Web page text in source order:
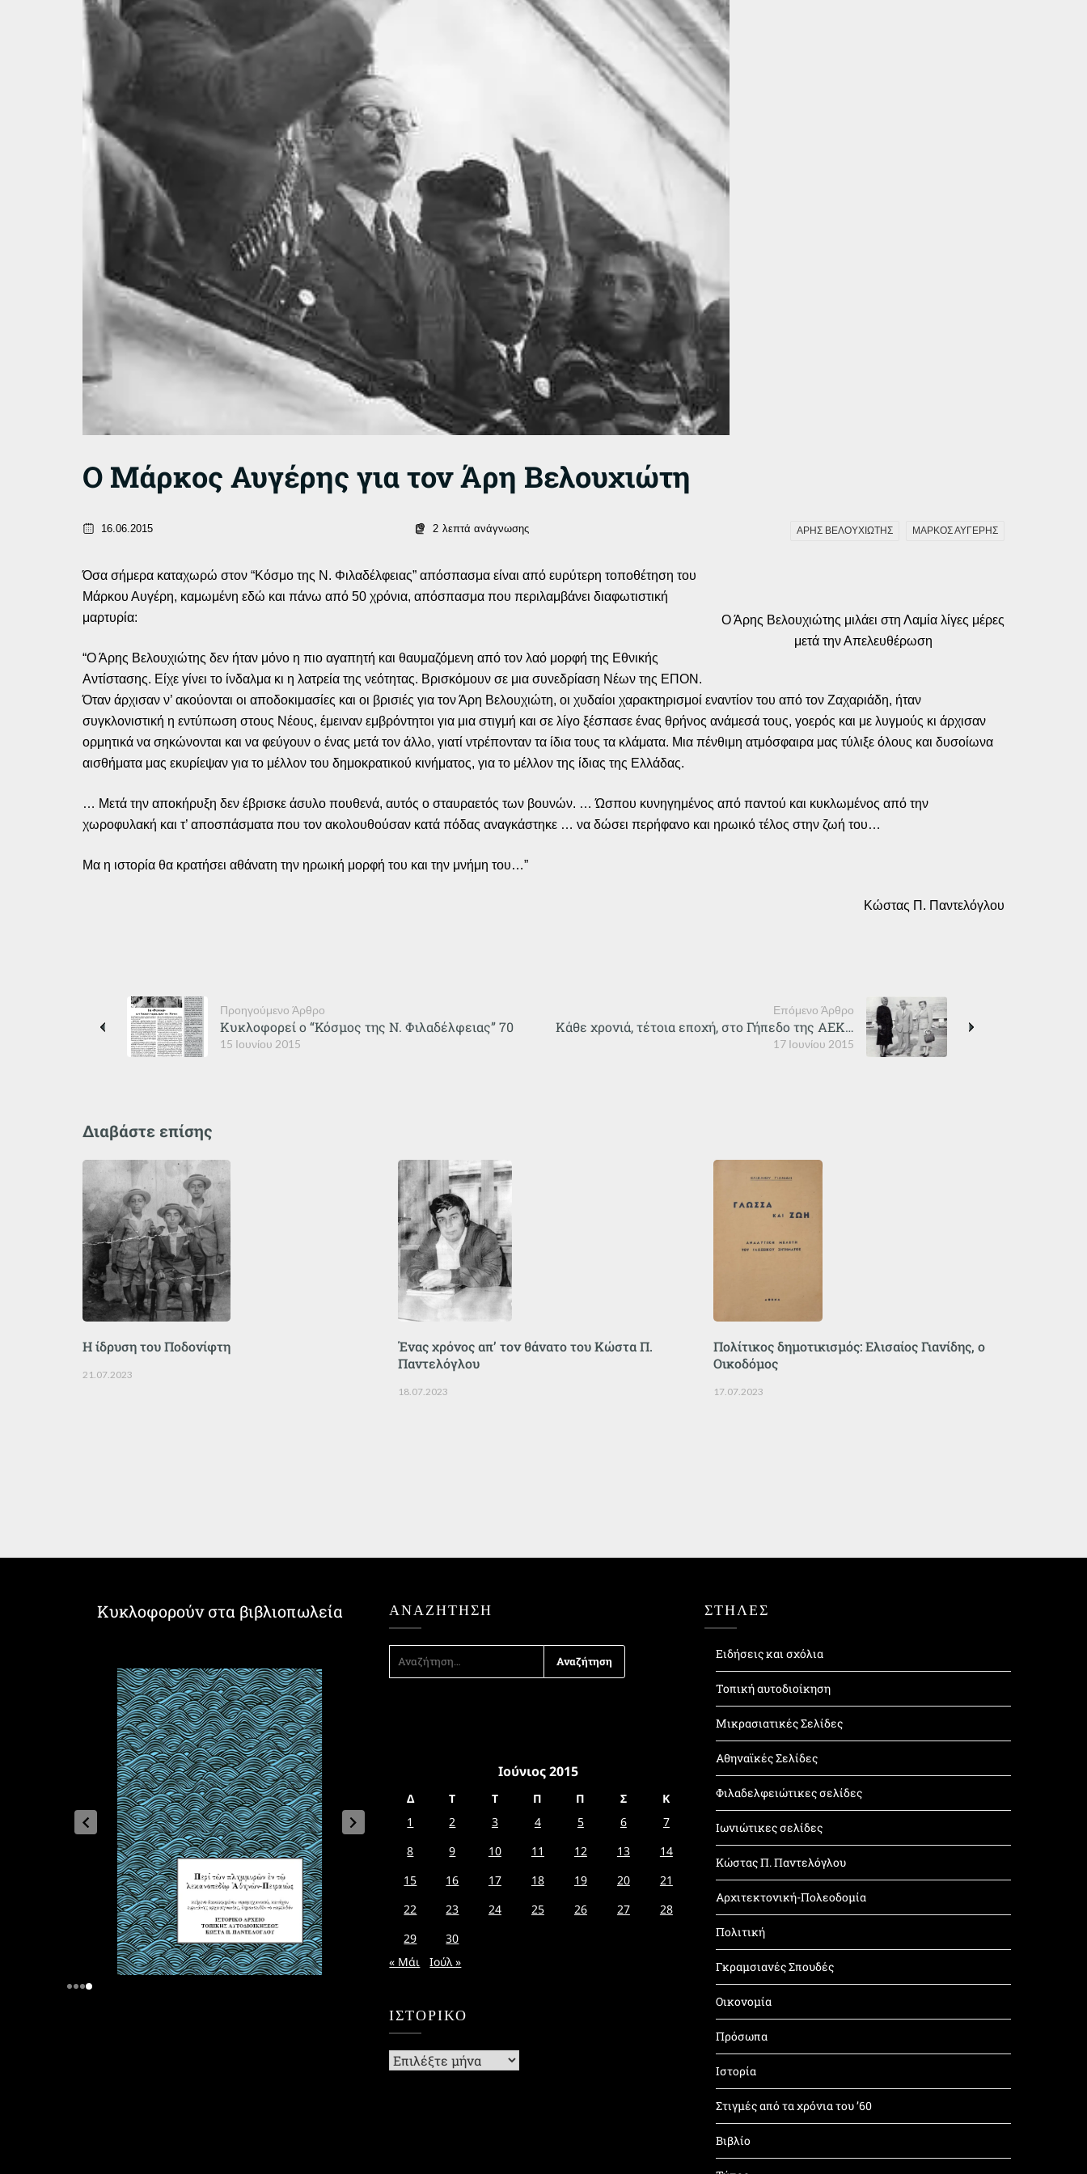
Ο Μάρκος Αυγέρης για τον Άρη Βελουχιώτη
16.06.2015 2 λεπτά ανάγνωσης ΑΡΗΣ ΒΕΛΟΥΧΙΩΤΗΣ ΜΑΡΚΟΣ ΑΥΓΕΡΗΣ
Ο Άρης Βελουχιώτης μιλάει στη Λαμία λίγες μέρες
μετά την Απελευθέρωση
Όσα σήμερα καταχωρώ στον “Κόσμο της Ν. Φιλαδέλφειας” απόσπασμα είναι από ευρύτερη τοποθέτηση του
Μάρκου Αυγέρη, καμωμένη εδώ και πάνω από 50 χρόνια, απόσπασμα που περιλαμβάνει διαφωτιστική
μαρτυρία:
“Ο Άρης Βελουχιώτης δεν ήταν μόνο η πιο αγαπητή και θαυμαζόμενη από τον λαό μορφή της Εθνικής
Αντίστασης. Είχε γίνει το ίνδαλμα κι η λατρεία της νεότητας. Βρισκόμουν σε μια συνεδρίαση Νέων της ΕΠΟΝ.
Όταν άρχισαν ν’ ακούονται οι αποδοκιμασίες και οι βρισιές για τον Άρη Βελουχιώτη, οι χυδαίοι χαρακτηρισμοί εναντίον του από τον Ζαχαριάδη, ήταν
συγκλονιστική η εντύπωση στους Νέους, έμειναν εμβρόντητοι για μια στιγμή και σε λίγο ξέσπασε ένας θρήνος ανάμεσά τους, γοερός και με λυγμούς κι άρχισαν
ορμητικά να σηκώνονται και να φεύγουν ο ένας μετά τον άλλο, γιατί ντρέπονταν τα ίδια τους τα κλάματα. Μια πένθιμη ατμόσφαιρα μας τύλιξε όλους και δυσοίωνα
αισθήματα μας εκυρίεψαν για το μέλλον του δημοκρατικού κινήματος, για το μέλλον της ίδιας της Ελλάδας.
… Μετά την αποκήρυξη δεν έβρισκε άσυλο πουθενά, αυτός ο σταυραετός των βουνών. … Ώσπου κυνηγημένος από παντού και κυκλωμένος από την
χωροφυλακή και τ’ αποσπάσματα που τον ακολουθούσαν κατά πόδας αναγκάστηκε … να δώσει περήφανο και ηρωικό τέλος στην ζωή του…
Μα η ιστορία θα κρατήσει αθάνατη την ηρωική μορφή του και την μνήμη του…”
Κώστας Π. Παντελόγλου
Προηγούμενο Άρθρο
15 Ιουνίου 2015
Κυκλοφορεί ο “Κόσμος της Ν. Φιλαδέλφειας” 70
Επόμενο Άρθρο
17 Ιουνίου 2015
Κάθε χρονιά, τέτοια εποχή, στο Γήπεδο της ΑΕΚ…
Διαβάστε επίσης
Η ίδρυση του Ποδονίφτη
21.07.2023
Ένας χρόνος απ’ τον θάνατο του Κώστα Π.
Παντελόγλου
18.07.2023
Πολίτικος δημοτικισμός: Ελισαίος Γιανίδης, ο
Οικοδόμος
17.07.2023
Κυκλοφορούν στα βιβλιοπωλεία ΑΝΑΖΉΤΗΣΗ
ΑΝΑΖΉΤΗΣΗ
Ιούνιος 2015
Δ Τ Τ Π Π Σ
Κ
1
2 3 4 5 6
7
8
9 10 11 12 13
14
15
16 17 18 19 20
21
22
23 24 25 26 27
28
29
30
« Μάι
Ιούλ »
ΙΣΤΟΡΙΚΌ
Ιστορικό
ΣΤΗΛΕΣ
Ειδήσεις και σχόλια
Τοπική αυτοδιοίκηση
Μικρασιατικές Σελίδες
Αθηναϊκές Σελίδες
Φιλαδελφειώτικες σελίδες
Ιωνιώτικες σελίδες
Κώστας Π. Παντελόγλου
Αρχιτεκτονική-Πολεοδομία
Πολιτική
Γκραμσιανές Σπουδές
Οικονομία
Πρόσωπα
Ιστορία
Στιγμές από τα χρόνια του ’60
Βιβλίο